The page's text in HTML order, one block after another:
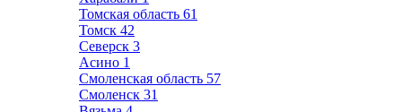
Томская область 61
Томск 42
Северск 3
Асино 1
Смоленская область 57
Смоленск 31